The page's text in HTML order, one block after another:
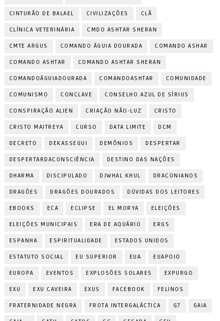
CINTURÃO DE BALAEL CIVILIZAÇÕES CLÃ
CLÍNICA VETERINÁRIA CMDO ASHTAR SHERAN
CMTE ARGUS COMANDO ÁGUIA DOURADA COMANDO ASHAR
COMANDO ASHTAR COMANDO ASHTAR SHERAN
COMANDOÁGUIADOURADA COMANDOASHTAR COMUNIDADE
COMUNISMO CONCLAVE CONSELHO AZUL DE SÍRIUS
CONSPIRAÇÃO ALIEN CRIAÇÃO NÃO-LUZ CRISTO
CRISTO MAITREYA CURSO DATA LIMITE DCM
DECRETO DEKASSEGUI DEMÔNIOS DESPERTAR
DESPERTARDACONSCIÊNCIA DESTINO DAS NAÇÕES
DHARMA DISCIPULADO DJWHAL KHUL DRACONIANOS
DRAGÕES DRAGÕES DOURADOS DÚVIDAS DOS LEITORES
EBOOKS ECA ECLIPSE EL MORYA ELEIÇÕES
ELEIÇÕES MUNICIPAIS ERA DE AQUÁRIO ERGS
ESPANHA ESPIRITUALIDADE ESTADOS UNIDOS
ESTATUTO SOCIAL EU SUPERIOR EUA EUAPOIO
EUROPA EVENTOS EXPLOSÕES SOLARES EXPURGO
EXU EXU CAVEIRA EXUS FACEBOOK FELINOS
FRATERNIDADE NEGRA FROTA INTERGALÁCTICA G7 GAIA